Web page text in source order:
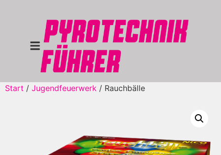
Start / Jugendfeuerwerk / Rauchbälle